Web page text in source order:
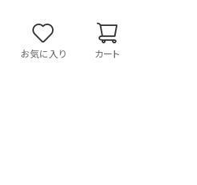
お気に入り カート